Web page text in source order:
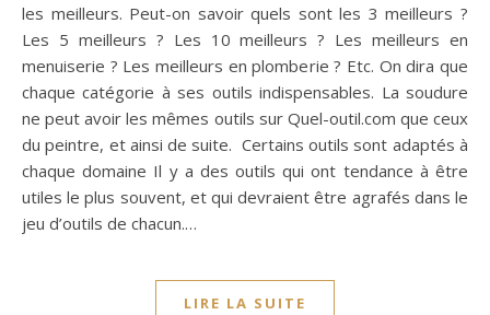
les meilleurs. Peut-on savoir quels sont les 3 meilleurs ?
Les 5 meilleurs ? Les 10 meilleurs ? Les meilleurs en
menuiserie ? Les meilleurs en plomberie ? Etc. On dira que
chaque catégorie à ses outils indispensables. La soudure
ne peut avoir les mêmes outils sur Quel-outil.com que ceux
du peintre, et ainsi de suite. Certains outils sont adaptés à
chaque domaine Il y a des outils qui ont tendance à être
utiles le plus souvent, et qui devraient être agrafés dans le
jeu d’outils de chacun.…
LIRE LA SUITE